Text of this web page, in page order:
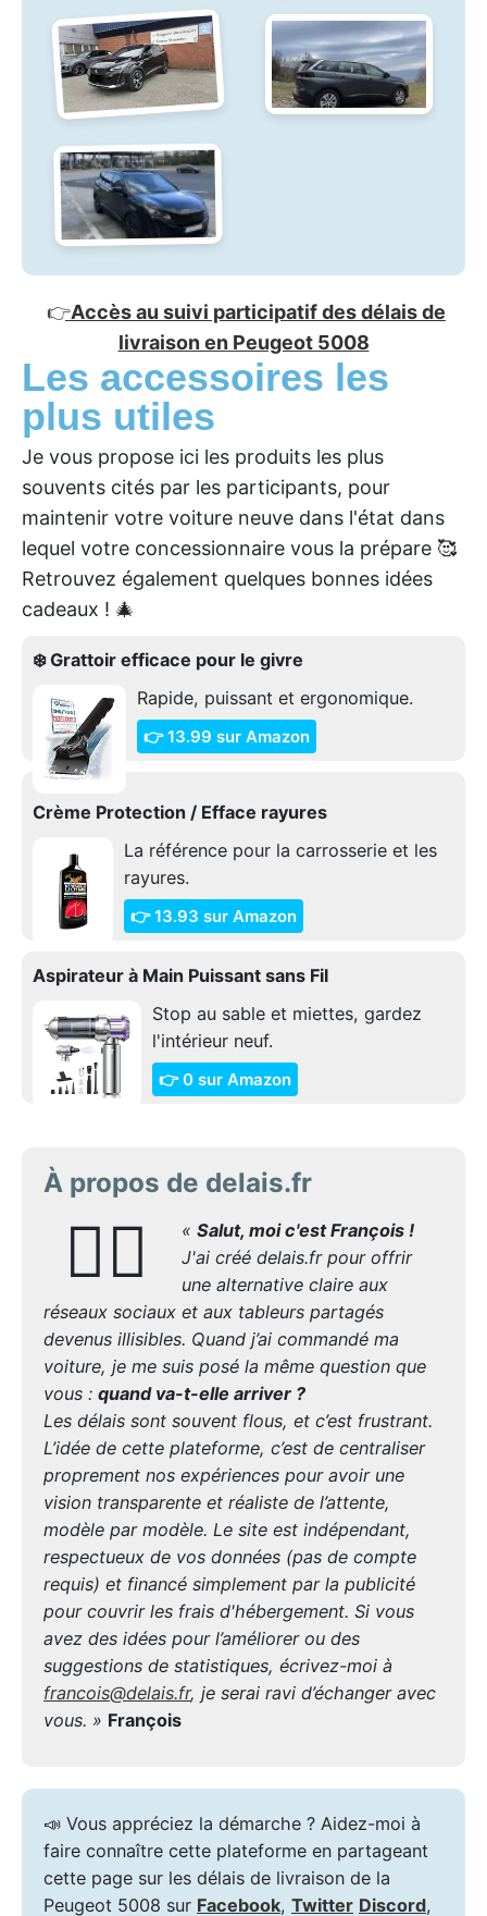
👉Accès au suivi participatif des délais de
livraison en Peugeot 5008
Les accessoires les
plus utiles
Je vous propose ici les produits les plus
souvents cités par les participants, pour
maintenir votre voiture neuve dans l'état dans
lequel votre concessionnaire vous la prépare 🥰
Retrouvez également quelques bonnes idées
cadeaux ! 🎄
❄️ Grattoir efficace pour le givre
Rapide, puissant et ergonomique.
👉 13.99 sur Amazon
Crème Protection / Efface rayures
La référence pour la carrosserie et les
rayures.
👉 13.93 sur Amazon
Aspirateur à Main Puissant sans Fil
Stop au sable et miettes, gardez
l'intérieur neuf.
👉 0 sur Amazon
À propos de delais.fr
🙋‍♂️ « Salut, moi c'est François !
J'ai créé delais.fr pour offrir
une alternative claire aux
réseaux sociaux et aux tableurs partagés
devenus illisibles. Quand j’ai commandé ma
voiture, je me suis posé la même question que
vous : quand va-t-elle arriver ?
Les délais sont souvent flous, et c’est frustrant.
L’idée de cette plateforme, c’est de centraliser
proprement nos expériences pour avoir une
vision transparente et réaliste de l’attente,
modèle par modèle. Le site est indépendant,
respectueux de vos données (pas de compte
requis) et financé simplement par la publicité
pour couvrir les frais d'hébergement. Si vous
avez des idées pour l’améliorer ou des
suggestions de statistiques, écrivez-moi à
francois@delais.fr, je serai ravi d’échanger avec
vous. » François
📣 Vous appréciez la démarche ? Aidez-moi à
faire connaître cette plateforme en partageant
cette page sur les délais de livraison de la
Peugeot 5008 sur Facebook, Twitter Discord,